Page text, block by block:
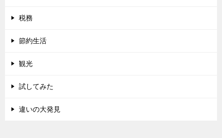
税務
節約生活
観光
試してみた
違いの大発見